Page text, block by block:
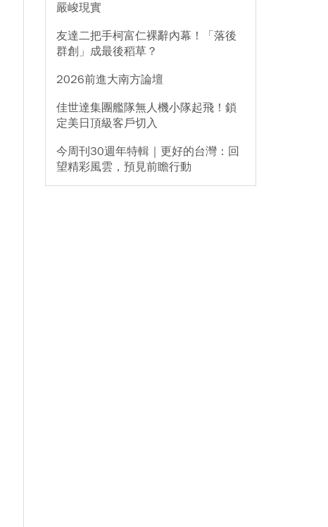
嚴峻現實
友達二把手柯富仁裸辭內幕！「落後
群創」成最後稻草？
2026前進大南方論壇
佳世達集團艦隊無人機小隊起飛！鎖
定美日頂級客戶切入
今周刊30週年特輯｜更好的台灣：回
望精彩風雲，預見前瞻行動